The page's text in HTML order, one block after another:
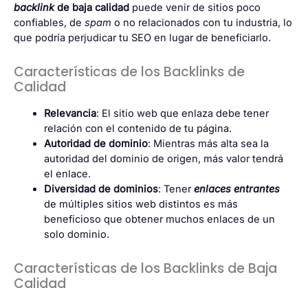
backlinkde baja calidad puede venir de sitios poco
confiables, de spam o no relacionados con tu industria, lo
que podría perjudicar tu SEO en lugar de beneficiarlo.
Características de los Backlinks de
Calidad
Relevancia: El sitio web que enlaza debe tener
relación con el contenido de tu página.
Autoridad de dominio: Mientras más alta sea la
autoridad del dominio de origen, más valor tendrá
el enlace.
Diversidad de dominios: Tenerenlaces entrantes
de múltiples sitios web distintos es más
beneficioso que obtener muchos enlaces de un
solo dominio.
Características de los Backlinks de Baja
Calidad